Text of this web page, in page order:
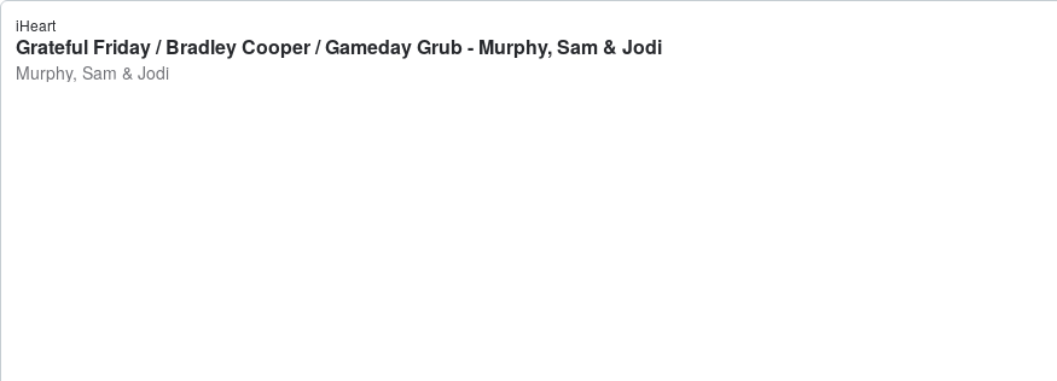
iHeart
Grateful Friday / Bradley Cooper / Gameday Grub - Murphy, Sam & Jodi
Murphy, Sam & Jodi